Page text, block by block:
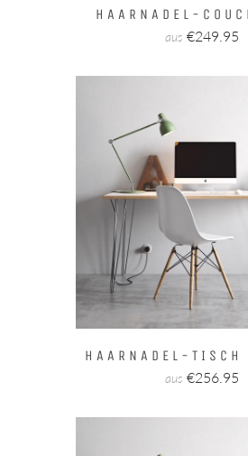
HAARNADEL-
aus €249.95
HAARNADEL-TISCH
aus €256.95